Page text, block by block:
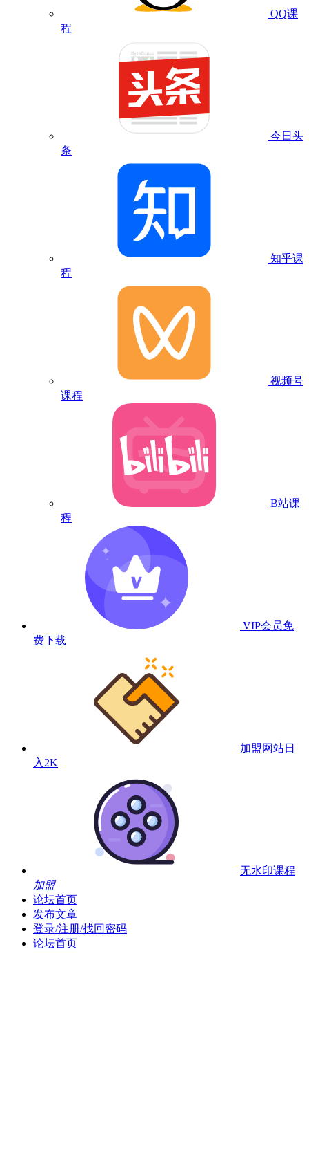
QQ课
程
今日头
条
知乎课
程
视频号
课程
B站课
程
VIP会员免
费下载
加盟网站日
入2K
无水印课程
加盟
论坛首页
发布文章
登录/注册/找回密码
论坛首页